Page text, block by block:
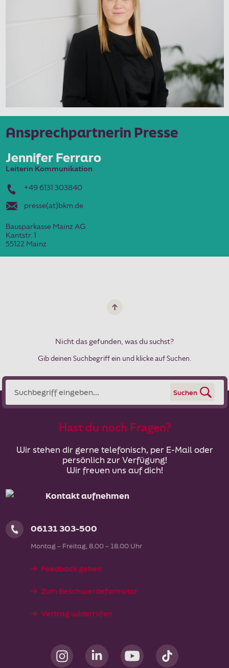
Ansprechpartnerin Presse
Jennifer Ferraro
Leiterin Kommunikation
+49 6131 303840
presse(at)bkm.de
Bausparkasse Mainz AG
Kantstr. 1
55122 Mainz
Nicht das gefunden, was du suchst?
Gib deinen Suchbegriff ein und klicke auf Suchen.
Suchen
Hast du noch Fragen?
Wir stehen dir gerne telefonisch, per E-Mail oder
persönlich zur Verfügung!
Wir freuen uns auf dich!
Kontakt aufnehmen
06131 303-500
Montag – Freitag, 8.00 – 18.00 Uhr
Feedback geben
Zum Beschwerdeformular
Vertrag widerrufen